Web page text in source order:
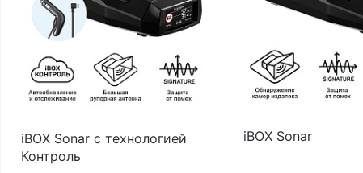
iBOX Sonar с технологией
Контроль
iBOX Sonar